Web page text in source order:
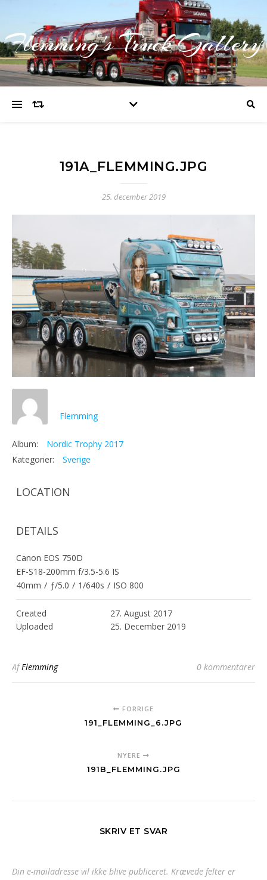
Flemming's Truck Gallery
191A_FLEMMING.JPG
25. december 2019
Flemming
Album:
Nordic Trophy 2017
Kategorier:
Sverige
LOCATION
DETAILS
Canon EOS 750D
EF-S18-200mm f/3.5-5.6 IS
40mm / ƒ/5.0 / 1/640s / ISO 800
Created
27. August 2017
Uploaded
25. December 2019
AfFlemming 0 kommentarer
FORRIGE
191_FLEMMING_6.JPG
NYERE
191B_FLEMMING.JPG
SKRIV ET SVAR
Din e-mailadresse vil ikke blive publiceret. Krævede felter er